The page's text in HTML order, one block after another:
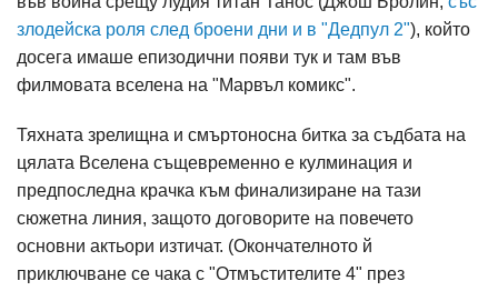
злодейска роля след броени дни и в "Дедпул 2"), който
досега имаше епизодични появи тук и там във
филмовата вселена на "Марвъл комикс".
Тяхната зрелищна и смъртоносна битка за съдбата на
цялата Вселена същевременно е кулминация и
предпоследна крачка към финализиране на тази
сюжетна линия, защото договорите на повечето
основни актьори изтичат. (Окончателното й
приключване се чака с "Отмъстителите 4" през